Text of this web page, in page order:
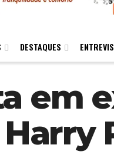
DESTAQUES
em